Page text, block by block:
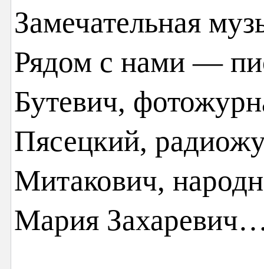
Замечательная
Рядом с нами —
Бутевич,
Пясецкий,
Митакович,
Мария